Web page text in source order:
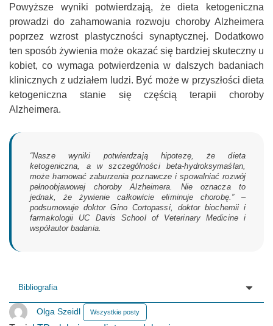
Powyższe wyniki potwierdzają, że dieta ketogeniczna
prowadzi do zahamowania rozwoju choroby Alzheimera
poprzez wzrost plastyczności synaptycznej. Dodatkowo
ten sposób żywienia może okazać się bardziej skuteczny u
kobiet, co wymaga potwierdzenia w dalszych badaniach
klinicznych z udziałem ludzi. Być może w przyszłości dieta
ketogeniczna stanie się częścią terapii choroby
Alzheimera.
“Nasze wyniki potwierdzają hipotezę, że dieta
ketogeniczna, a w szczególności beta-hydroksymaślan,
może hamować zaburzenia poznawcze i spowalniać rozwój
pełnoobjawowej choroby Alzheimera. Nie oznacza to
jednak, że żywienie całkowicie eliminuje chorobę.” –
podsumowuje doktor Gino Cortopassi, doktor biochemii i
farmakologii UC Davis School of Veterinary Medicine i
współautor badania.
Bibliografia
Olga Szeidl Wszystkie posty